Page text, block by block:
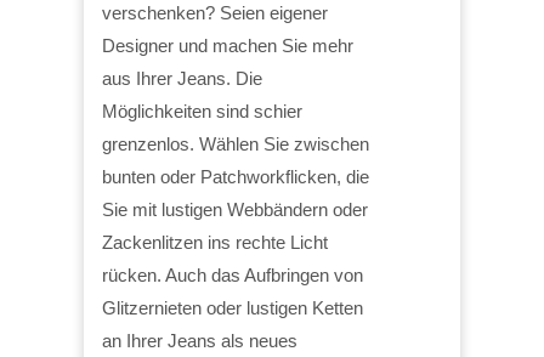
verschenken? Seien eigener
Designer und machen Sie mehr
aus Ihrer Jeans. Die
Möglichkeiten sind schier
grenzenlos. Wählen Sie zwischen
bunten oder Patchworkflicken, die
Sie mit lustigen Webbändern oder
Zackenlitzen ins rechte Licht
rücken. Auch das Aufbringen von
Glitzernieten oder lustigen Ketten
an Ihrer Jeans als neues